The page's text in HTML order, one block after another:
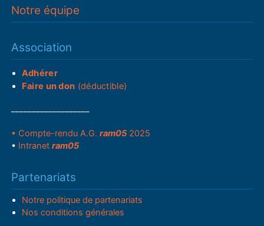
Notre équipe
Association
Adhérer
Faire un don (déductible)
• Compte-rendu A.G.ram05 2025
• Intranetram05
Partenariats
Notre politique de partenariats
Nos conditions générales